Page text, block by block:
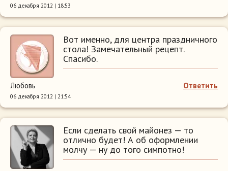
06 декабря 2012 | 18:53
Вот именно, для центра праздничного
стола! Замечательный рецепт.
Спасибо.
Ответить
Любовь
06 декабря 2012 | 21:54
Если сделать свой майонез — то
отлично будет! А об оформлении
молчу — ну до того симпотно!